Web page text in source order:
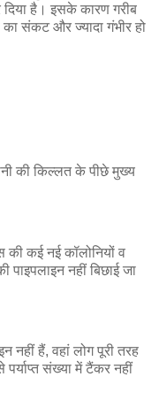
है। इसके कारण गरीब
का संकट और ज्यादा गंभीर हो
की किल्लत के पीछे मुख्य
की कई नई कॉलोनियों व
पाइपलाइन नहीं बिछाई जा
नहीं हैं, वहां लोग पूरी तरह
संख्या में टैंकर नहीं